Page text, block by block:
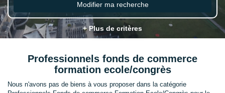
Modifier ma recherche
+ Plus de critères
Professionnels fonds de commerce
formation ecole/congrès
Nous n'avons pas de biens à vous proposer dans la catégorie